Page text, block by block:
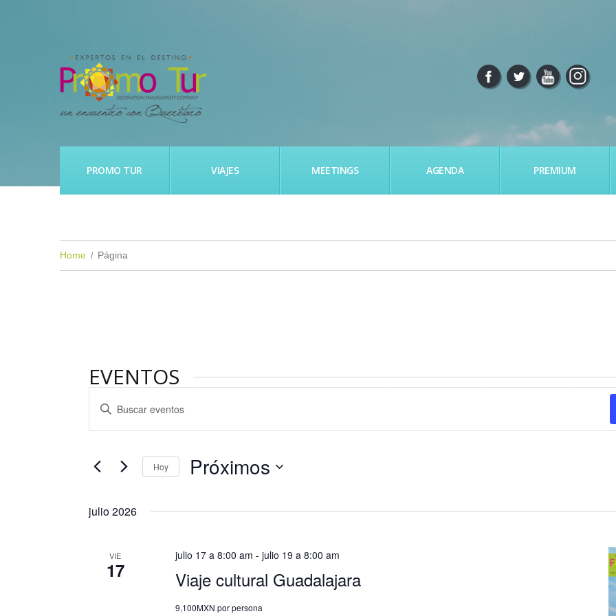
PROMO TUR VIAJES MEETINGS AGENDA PREMIUM
Home Página
EVENTOS
BÚSQUEDA
NAVEGACIÓ
VISTAS
Introduce
palabra
Busca
la
Hoy Próximos
julio 2026
VIE
17 Viaje cultural Guadalajara
julio 17 a 8:00 am - julio 19 a 8:00 am
9,100MXN por persona